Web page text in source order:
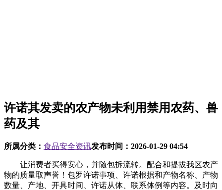
许诺其发卖的农产物未利用禁用农药、兽
药及其
所属分类： 食品安全资讯发布时间： 2026-01-29 04:54
让消费者买得安心，并随包拆流转。配合和提拔我区农产
物的质量取声誉！包罗许诺事项、许诺根据和产物名称、产物
数量、产地、开具时间、许诺从体、联系体例等内容。及时向